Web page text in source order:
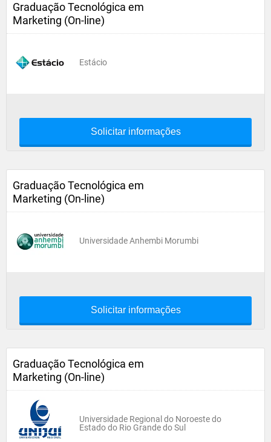
Graduação Tecnológica em
Marketing (On-line)
Estácio
Solicitar informações
Graduação Tecnológica em
Marketing (On-line)
Universidade Anhembi Morumbi
Solicitar informações
Graduação Tecnológica em
Marketing (On-line)
Universidade Regional do Noroeste do
Estado do Rio Grande do Sul